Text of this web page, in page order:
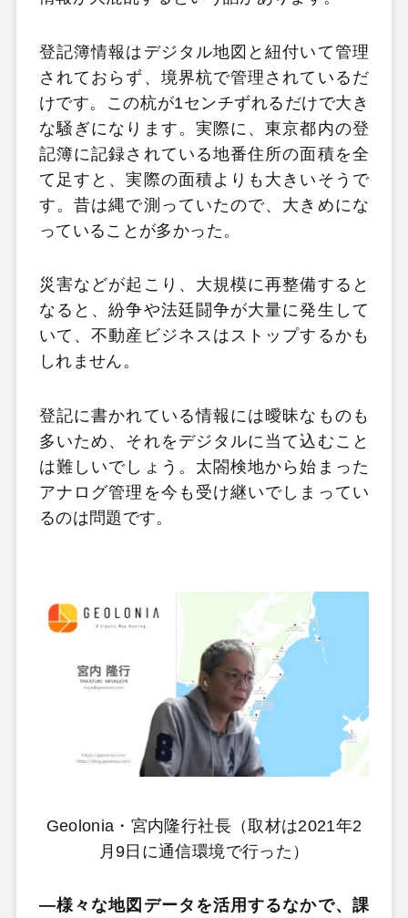
登記簿情報はデジタル地図と紐付いて管理
されておらず、境界杭で管理されているだ
けです。この杭が1センチずれるだけで大き
な騒ぎになります。実際に、東京都内の登
記簿に記録されている地番住所の面積を全
て足すと、実際の面積よりも大きいそうで
す。昔は縄で測っていたので、大きめにな
っていることが多かった。
災害などが起こり、大規模に再整備すると
なると、紛争や法廷闘争が大量に発生して
いて、不動産ビジネスはストップするかも
しれません。
登記に書かれている情報には曖昧なものも
多いため、それをデジタルに当て込むこと
は難しいでしょう。太閤検地から始まった
アナログ管理を今も受け継いでしまってい
るのは問題です。
Geolonia・宮内隆行社長（取材は2021年2
月9日に通信環境で行った）
―様々な地図データを活用するなかで、課